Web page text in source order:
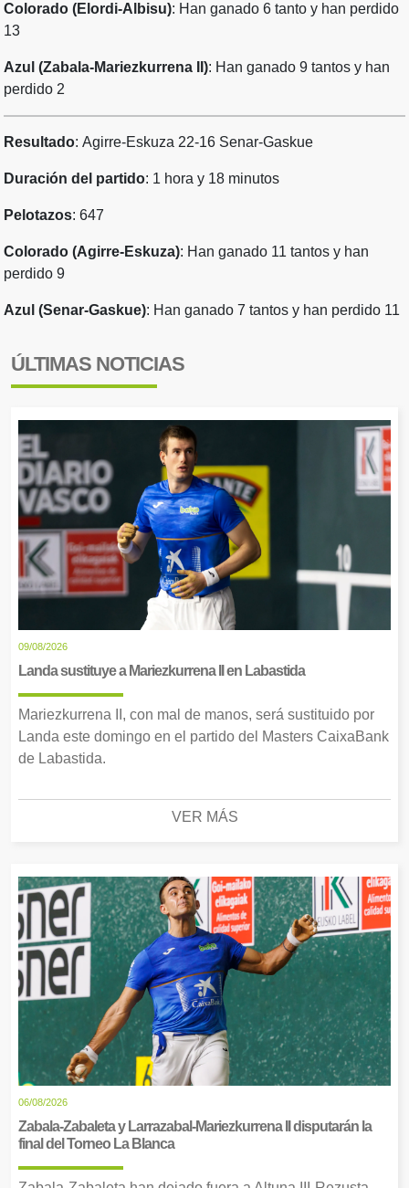
Colorado (Elordi-Albisu): Han ganado 6 tanto y han perdido
13
Azul (Zabala-Mariezkurrena II): Han ganado 9 tantos y han
perdido 2
Resultado: Agirre-Eskuza 22-16 Senar-Gaskue
Duración del partido: 1 hora y 18 minutos
Pelotazos: 647
Colorado (Agirre-Eskuza): Han ganado 11 tantos y han
perdido 9
Azul (Senar-Gaskue): Han ganado 7 tantos y han perdido 11
ÚLTIMAS NOTICIAS
09/08/2026
Landa sustituye a Mariezkurrena II en Labastida
Mariezkurrena II, con mal de manos, será sustituido por
Landa este domingo en el partido del Masters CaixaBank
de Labastida.
VER MÁS
06/08/2026
Zabala-Zabaleta y Larrazabal-Mariezkurrena II disputarán la
final del Torneo La Blanca